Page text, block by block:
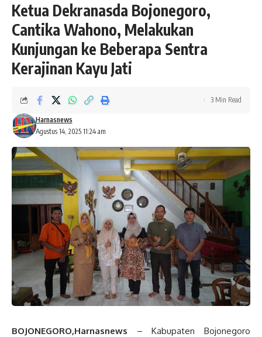
Ketua Dekranasda Bojonegoro,
Cantika Wahono, Melakukan
Kunjungan ke Beberapa Sentra
Kerajinan Kayu Jati
Agustus 14, 2025 11:24 am
Harnasnews
3 Min Read
BOJONEGORO,Harnasnews – Kabupaten Bojonegoro